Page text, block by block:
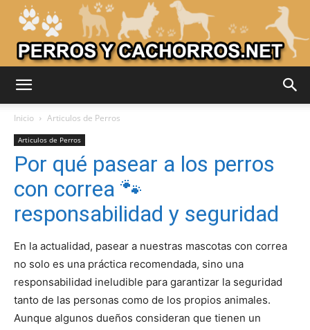
Perros
–
Razas
Inicio Articulos de Perros
Articulos de Perros
Por qué pasear a los perros
con correa 🐾
responsabilidad y seguridad
En la actualidad, pasear a nuestras mascotas con correa
no solo es una práctica recomendada, sino una
responsabilidad ineludible para garantizar la seguridad
tanto de las personas como de los propios animales.
Aunque algunos dueños consideran que tienen un